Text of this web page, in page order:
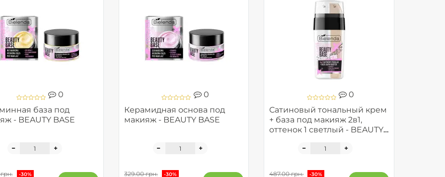
0
база под
- BEAUTY BASE
-30%
0
Керамидная основа под
макияж - BEAUTY BASE
329.00 грн. -30%
0
Сатиновый тональный крем
+ база под макияж 2в1,
оттенок 1 светлый - BEAUTY
487.00 грн. -30%